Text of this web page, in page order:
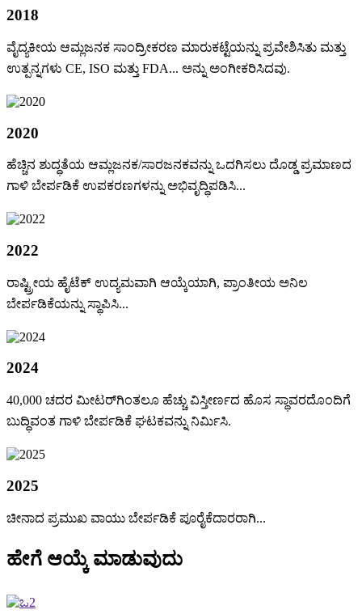
2018
ವೈದ್ಯಕೀಯ ಆಮ್ಲಜನಕ ಸಾಂದ್ರೀಕರಣ ಮಾರುಕಟ್ಟೆಯನ್ನು ಪ್ರವೇಶಿಸಿತು ಮತ್ತು
ಉತ್ಪನ್ನಗಳು CE, ISO ಮತ್ತು FDA... ಅನ್ನು ಅಂಗೀಕರಿಸಿದವು.
2020
ಹೆಚ್ಚಿನ ಶುದ್ಧತೆಯ ಆಮ್ಲಜನಕ/ಸಾರಜನಕವನ್ನು ಒದಗಿಸಲು ದೊಡ್ಡ ಪ್ರಮಾಣದ
ಗಾಳಿ ಬೇರ್ಪಡಿಕೆ ಉಪಕರಣಗಳನ್ನು ಅಭಿವೃದ್ಧಿಪಡಿಸಿ...
2022
ರಾಷ್ಟ್ರೀಯ ಹೈಟೆಕ್ ಉದ್ಯಮವಾಗಿ ಆಯ್ಕೆಯಾಗಿ, ಪ್ರಾಂತೀಯ ಅನಿಲ
ಬೇರ್ಪಡಿಕೆಯನ್ನು ಸ್ಥಾಪಿಸಿ...
2024
40,000 ಚದರ ಮೀಟರ್‌ಗಿಂತಲೂ ಹೆಚ್ಚು ವಿಸ್ತೀರ್ಣದ ಹೊಸ ಸ್ಥಾವರದೊಂದಿಗೆ
ಬುದ್ಧಿವಂತ ಗಾಳಿ ಬೇರ್ಪಡಿಕೆ ಘಟಕವನ್ನು ನಿರ್ಮಿಸಿ.
2025
ಚೀನಾದ ಪ್ರಮುಖ ವಾಯು ಬೇರ್ಪಡಿಕೆ ಪೂರೈಕೆದಾರರಾಗಿ...
ಹೇಗೆ ಆಯ್ಕೆ ಮಾಡುವುದು